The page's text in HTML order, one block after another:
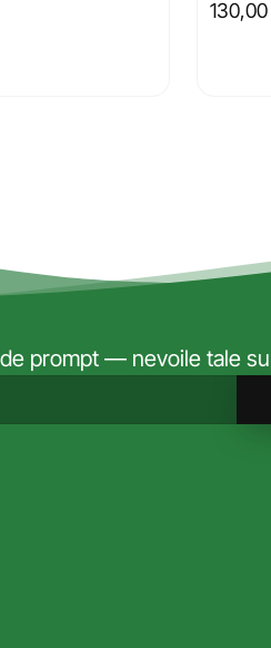
130,00
prompt — nevoile tale